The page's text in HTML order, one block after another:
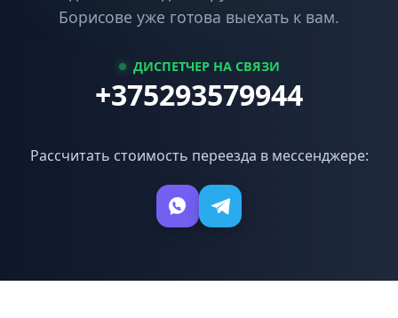
Борисове уже готова выехать к вам.
ДИСПЕТЧЕР НА СВЯЗИ
+375293579944
Рассчитать стоимость переезда в мессенджере: